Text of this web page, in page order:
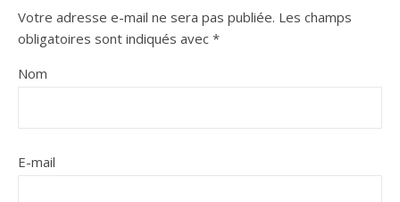
Votre adresse e-mail ne sera pas publiée. Les champs
obligatoires sont indiqués avec *
Nom
E-mail